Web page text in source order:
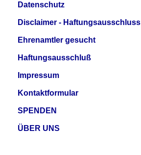
Datenschutz
Disclaimer - Haftungsausschluss
Ehrenamtler gesucht
Haftungsausschluß
Impressum
Kontaktformular
SPENDEN
ÜBER UNS